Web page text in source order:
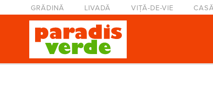
Mergi la conţinutul principal
Meniu principal
GRĂDINĂ LIVADĂ VIȚĂ-DE-VIE